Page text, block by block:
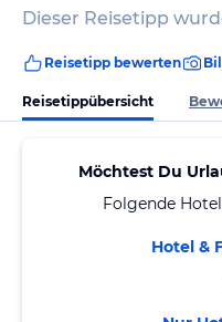
Dieser Reisetipp
Reisetipp bewerten
Reisetippübersicht
Möchtest Du
Folgende
Hotel &